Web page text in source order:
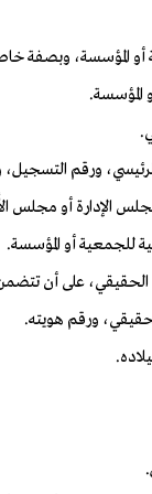
المؤسسة.
ورقم التسجيل،
الإدارة أو مجلس
للجمعية أو المؤسسة.
ورقم هويته.